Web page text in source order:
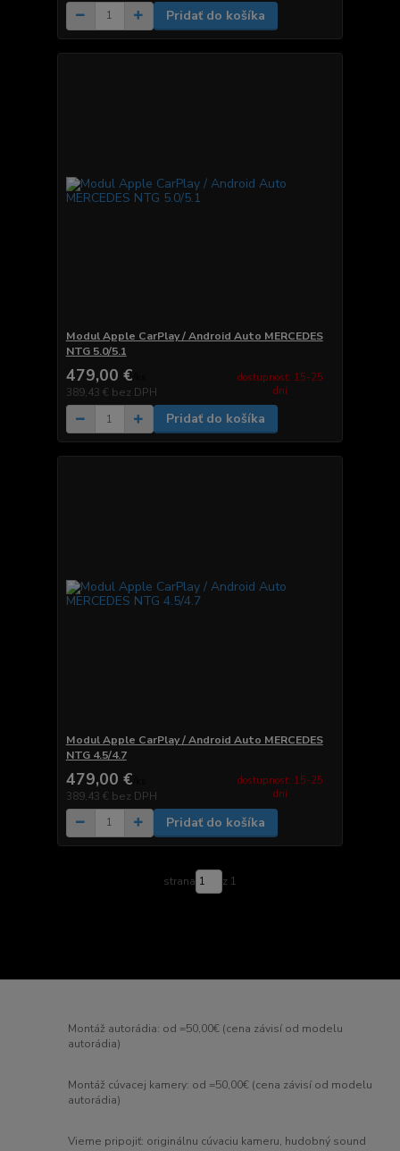
Pridať do košíka
Modul Apple CarPlay / Android Auto MERCEDES
NTG 5.0/5.1
479,00 €
389,43 € bez DPH
dostupnosť: 15-25
dní
Pridať do košíka
Modul Apple CarPlay / Android Auto MERCEDES
NTG 4.5/4.7
479,00 €
389,43 € bez DPH
dostupnosť: 15-25
dní
Pridať do košíka
strana z 1
Montáž autorádia: od =50,00€ (cena závisí od modelu
autorádia)
Montáž cúvacej kamery: od =50,00€ (cena závisí od modelu
autorádia)
Vieme pripojiť: originálnu cúvaciu kameru, hudobný sound